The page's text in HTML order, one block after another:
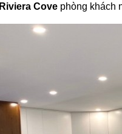
Riviera Cove phòng khách